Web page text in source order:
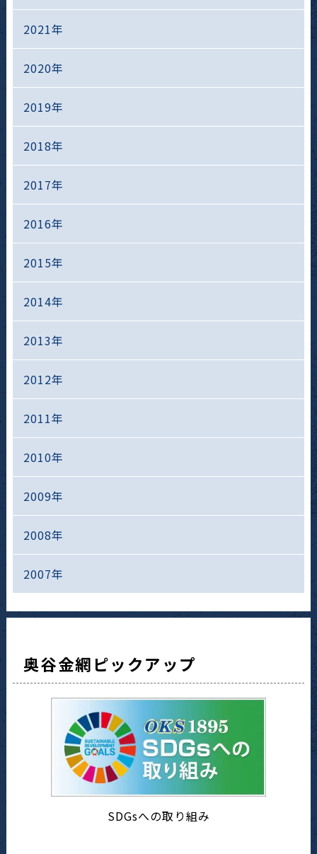
2021年
2020年
2019年
2018年
2017年
2016年
2015年
2014年
2013年
2012年
2011年
2010年
2009年
2008年
2007年
奥谷金網ピックアップ
SDGsへの取り組み